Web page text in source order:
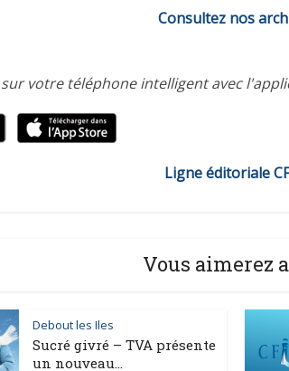
Consultez nos
sur votre téléphone intelligent avec
Ligne éditoriale
Vous aimerez
Debout les Iles
Sucré givré – TVA présente
un nouveau...